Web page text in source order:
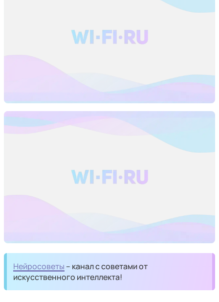
Нейросоветы – канал с советами от
искусственного интеллекта!